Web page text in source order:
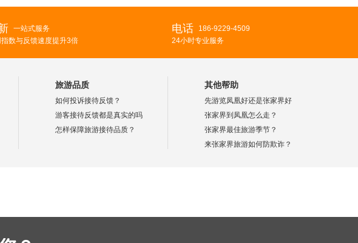
一站式服务
数与反馈速度提升3倍
电话
186-9229-4509
24小时专业服务
旅游品质
如何投诉接待反馈？
游客接待反馈都是真实的吗
怎样保障旅游接待品质？
其他帮助
先游览凤凰好还是张家界好
张家界到凤凰怎么走？
张家界最佳旅游季节？
来张家界旅游如何防欺诈？